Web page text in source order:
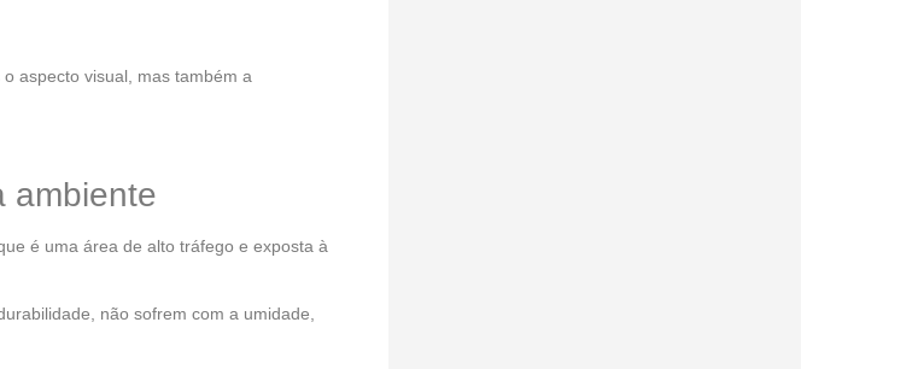
aspecto visual, mas também a
ambiente
é uma área de alto tráfego e exposta à
não sofrem com a umidade,